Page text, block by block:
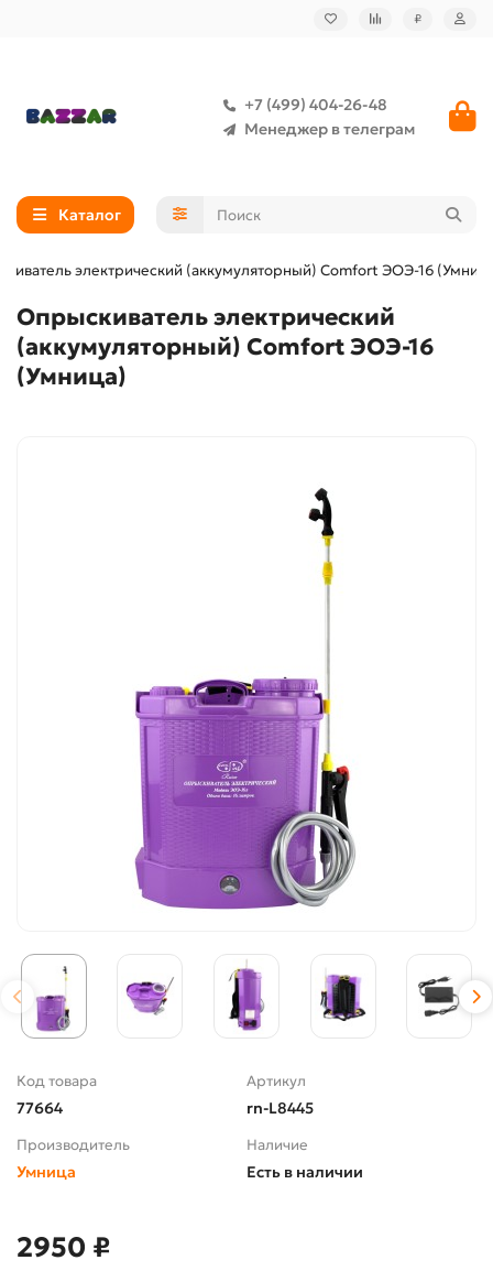
₽
+7 (499) 404-26-48
Менеджер в телеграм
Каталог
электрический (аккумуляторный) Comfort ЭОЭ-16
Опрыскиватель электрический
(аккумуляторный) Comfort ЭОЭ-16
(Умница)
Код товара
77664
Артикул
rn-L8445
Производитель
Умница
Наличие
Есть в наличии
2950 ₽